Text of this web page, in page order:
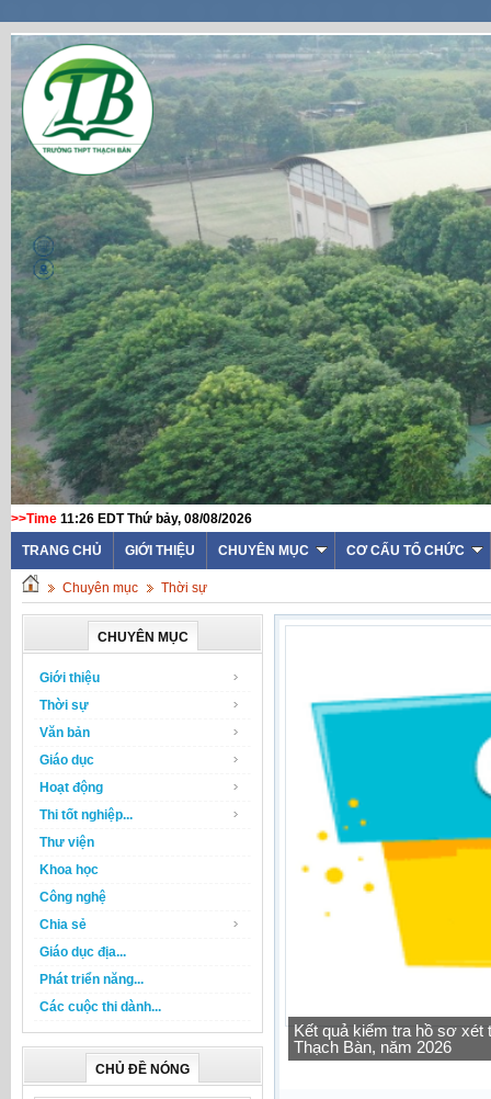
>>Time 11:26 EDT Thứ bảy, 08/08/2026
TRANG CHỦ GIỚI THIỆU CHUYÊN MỤC CƠ CẤU TỔ CHỨC
Chuyên mục Thời sự
CHUYÊN MỤC
Giới thiệu
Thời sự
Văn bản
Giáo dục
Hoạt động
Thi tốt nghiệp...
Thư viện
Khoa học
Công nghệ
Chia sẻ
Giáo dục địa...
Phát triển năng...
Các cuộc thi dành...
CHỦ ĐỀ NÓNG
Tra cứu thông tin lớp học